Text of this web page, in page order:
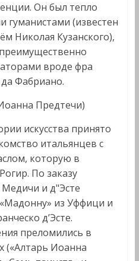
Он был тепло
гуманистами (известен
Николая Кузанского),
вроде фра
Фабриано.
Предтечи)
искусства принято
итальянцев с
которую в
По заказу
Медичи и д"Эсте
из Уффици и
д’Эсте.
преломились в
(«Алтарь Иоанна